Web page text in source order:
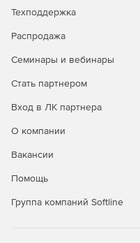
сервисов.
Управление всеми
Автоматизация
среды.
облачных сред и
атаки.
Техподдержка
Распродажа
Семинары и вебинары
Стать партнером
Вход в ЛК партнера
О компании
Вакансии
Помощь
Группа компаний Softline